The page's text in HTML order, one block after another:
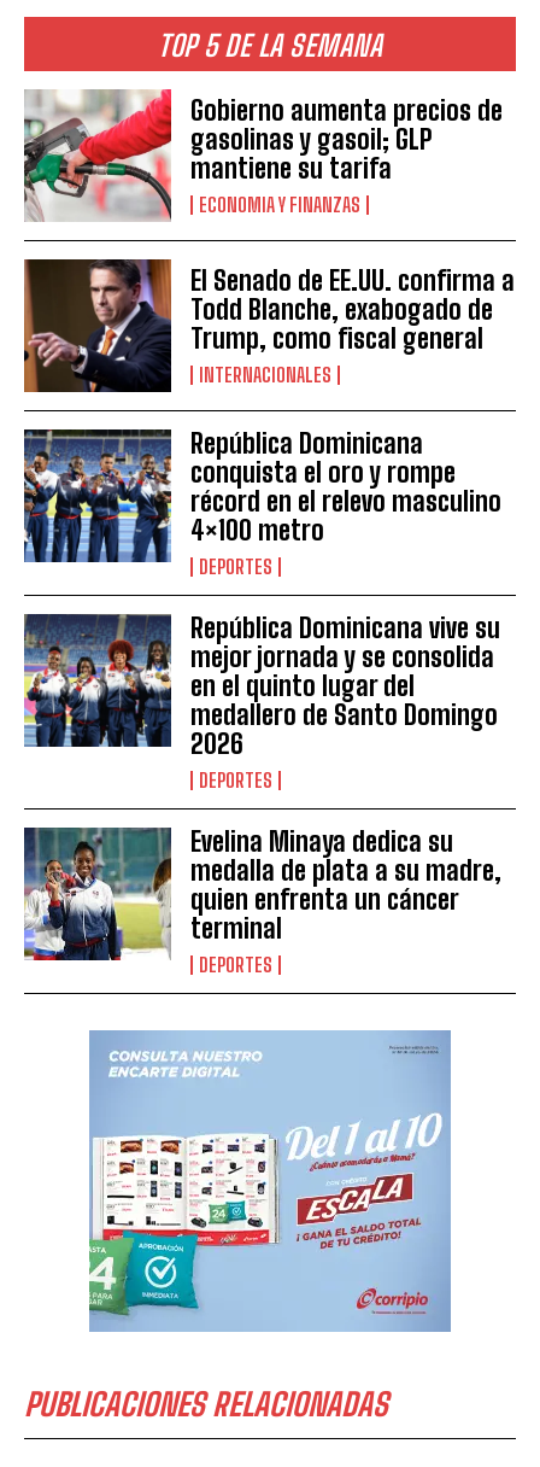
TOP 5 DE LA SEMANA
Gobierno aumenta precios de
gasolinas y gasoil; GLP
mantiene su tarifa
ECONOMIA Y FINANZAS
El Senado de EE.UU. confirma a
Todd Blanche, exabogado de
Trump, como fiscal general
INTERNACIONALES
República Dominicana
conquista el oro y rompe
récord en el relevo masculino
4×100 metro
DEPORTES
República Dominicana vive su
mejor jornada y se consolida
en el quinto lugar del
medallero de Santo Domingo
2026
DEPORTES
Evelina Minaya dedica su
medalla de plata a su madre,
quien enfrenta un cáncer
terminal
DEPORTES
PUBLICACIONES RELACIONADAS